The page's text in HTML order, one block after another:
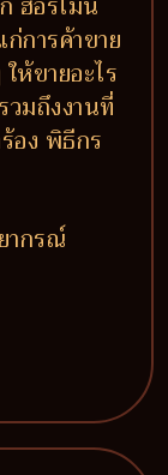
การค้าขาย
ห้ขายอะไร
มถึงงานที่
อง พิธีกร
ากรณ์